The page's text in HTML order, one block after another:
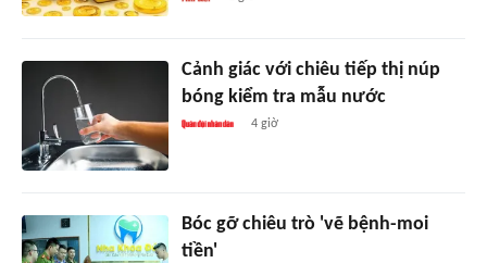
Cảnh giác với chiêu tiếp thị núp
bóng kiểm tra mẫu nước
4 giờ
Bóc gỡ chiêu trò 'vẽ bệnh-moi
tiền'